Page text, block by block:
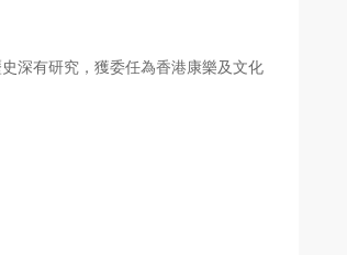
深有研究，獲委任為香港康樂及文化